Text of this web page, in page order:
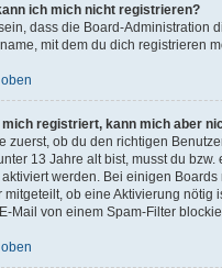
ich mich nicht registrieren?
dass die Board-Administration
mit dem du dich registrieren
mich registriert, kann mich aber
zuerst, ob du den richtigen
13 Jahre alt bist, musst du
werden. Bei einigen
mitgeteilt, ob eine Aktivierung nötig
Mail von einem Spam-Filter